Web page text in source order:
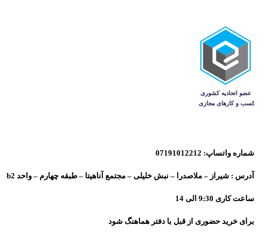
شماره واتساپ: 07191012212
آدرس : شیراز – ملاصدرا – نبش خلیلی – مجتمع آناهیتا – طبقه چهارم – واحد b2
ساعت کاری 9:30 الی 14
برای خرید حضوری از قبل با دفتر هماهنگ شود